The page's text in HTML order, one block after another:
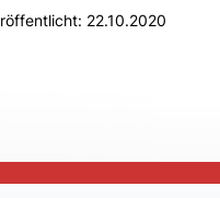
22.10.2020